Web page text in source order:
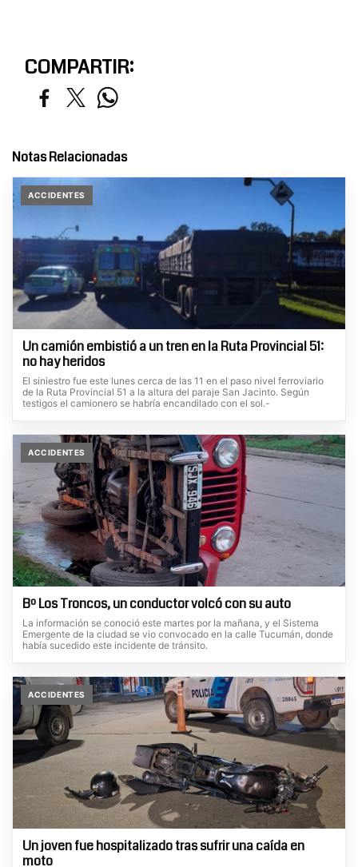
COMPARTIR:
Notas Relacionadas
ACCIDENTES
Un camión embistió a un tren en la Ruta Provincial 51:
no hay heridos
El siniestro fue este lunes cerca de las 11 en el paso nivel ferroviario
de la Ruta Provincial 51 a la altura del paraje San Jacinto. Según
testigos el camionero se habría encandilado con el sol.-
ACCIDENTES
Bº Los Troncos, un conductor volcó con su auto
La información se conoció este martes por la mañana, y el Sistema
Emergente de la ciudad se vio convocado en la calle Tucumán, donde
había sucedido este incidente de tránsito.
ACCIDENTES
Un joven fue hospitalizado tras sufrir una caída en
moto